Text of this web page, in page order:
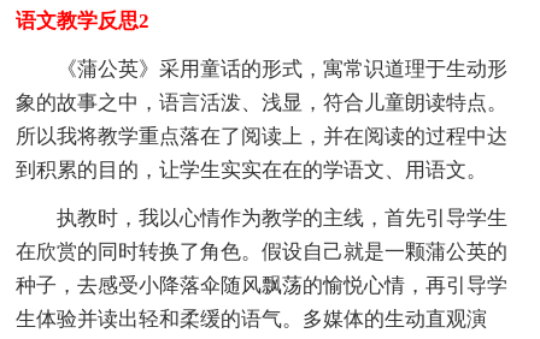
语文教学反思2
《蒲公英》采用童话的形式，寓常识道理于生动形
象的故事之中，语言活泼、浅显，符合儿童朗读特点。
所以我将教学重点落在了阅读上，并在阅读的过程中达
到积累的目的，让学生实实在在的学语文、用语文。
执教时，我以心情作为教学的主线，首先引导学生
在欣赏的同时转换了角色。假设自己就是一颗蒲公英的
种子，去感受小降落伞随风飘荡的愉悦心情，再引导学
生体验并读出轻和柔缓的语气。多媒体的生动直观演